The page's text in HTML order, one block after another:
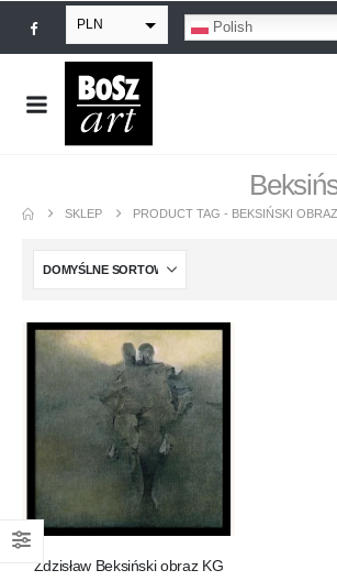
PLN
EUR
USD
Polish
SKLEP PRODUCT TAG - BEKSIŃSKI
Zdzisław Beksiński obraz KG